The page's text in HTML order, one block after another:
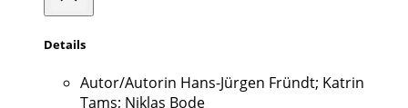
Details
Autor/Autorin Hans-Jürgen Fründt; Katrin
Tams; Niklas Bode